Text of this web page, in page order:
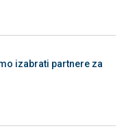
izabrati partnere za